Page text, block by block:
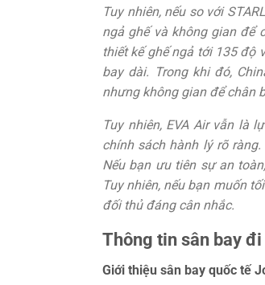
Tuy nhiên, nếu so với
ngả ghế và không gian để
thiết kế ghế ngả tới 135 độ
bay dài. Trong khi đó,
nhưng không gian để chân
Tuy nhiên, EVA Air vẫn là
chính sách hành lý rõ
Nếu bạn ưu tiên sự an
Tuy nhiên, nếu bạn muốn
đối thủ đáng cân nhắc.
Thông tin sân bay
Giới thiệu sân bay quốc tế